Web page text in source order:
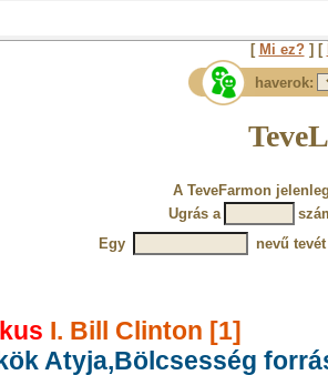
[ Mi ez?] [
haverok:
A TeveFarmon
Ugrás a
Egy
nevű
I. Bill Clinton [1]
Atyja,Bölcsesség